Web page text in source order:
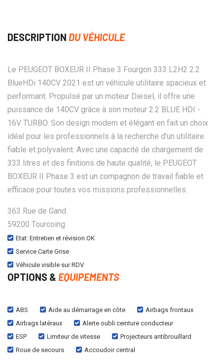
DESCRIPTION DU VÉHICULE
Le PEUGEOT BOXEUR II Phase 3 Fourgon 333 L2H2 2.2
BlueHDi 140CV 2021 est un véhicule utilitaire spacieux et
performant. Propulsé par un moteur Diesel, il offre une
puissance de 140CV grâce à son moteur 2.2 BLUE HDI -
16V TURBO. Son design modern et élégant en fait un choix
idéal pour les professionnels à la recherche d'un utilitaire
fiable et polyvalent. Avec une capacité de chargement de
333 litres et des finitions de haute qualité, le PEUGEOT
BOXEUR II Phase 3 est un compagnon de travail fiable et
efficace pour toutes vos missions professionnelles.
363 Rue de Gand
59200 Tourcoing
Etat: Entretien et révision OK
Service Carte Grise
Véhicule visible sur RDV
OPTIONS & EQUIPEMENTS
ABS Aide au démarrage en côte
Airbags frontaux
Airbags latéraux
Alerte oubli ceinture conducteur
ESP
Limiteur de vitesse
Projecteurs antibrouillard
Roue de secours
Accoudoir central